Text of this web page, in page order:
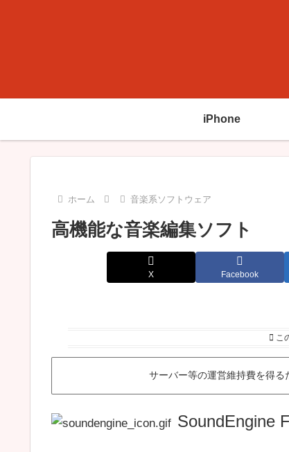
iPhone
ホーム 音楽系ソフトウェア
高機能な音楽編集ソフト
X Facebook
こ
サーバー等の運営維持費を得
SoundEngine